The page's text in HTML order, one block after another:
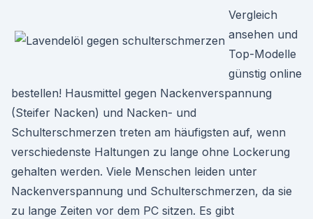
Vergleich
ansehen und
Top-Modelle
günstig online
bestellen! Hausmittel gegen Nackenverspannung
(Steifer Nacken) und Nacken- und
Schulterschmerzen treten am häufigsten auf, wenn
verschiedenste Haltungen zu lange ohne Lockerung
gehalten werden. Viele Menschen leiden unter
Nackenverspannung und Schulterschmerzen, da sie
zu lange Zeiten vor dem PC sitzen. Es gibt